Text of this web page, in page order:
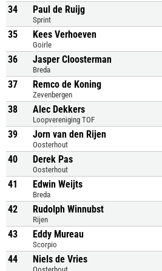
34 Paul de Ruijg
Sprint
35 Kees Verhoeven
Goirle
36 Jasper Cloosterman
Breda
37 Remco de Koning
Zevenbergen
38 Alec Dekkers
Loopvereniging TOF
39 Jorn van den Rijen
Oosterhout
40 Derek Pas
Oosterhout
41 Edwin Weijts
Breda
42 Rudolph Winnubst
Rijen
43 Eddy Mureau
Scorpio
44 Niels de Vries